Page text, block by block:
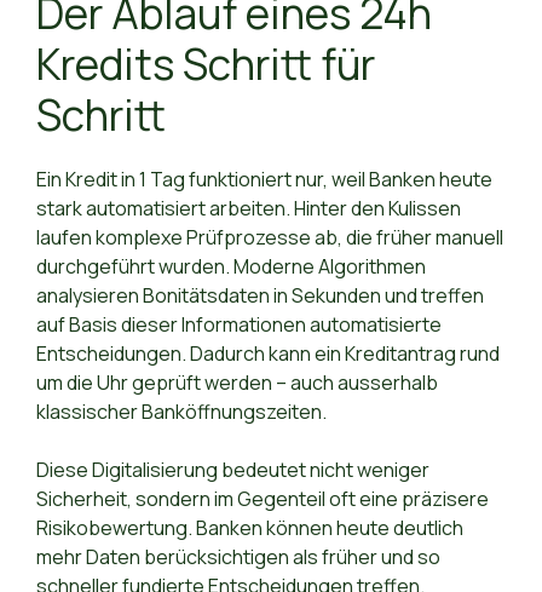
Der Ablauf eines 24h
Kredits Schritt für
Schritt
Ein Kredit in 1 Tag funktioniert nur, weil Banken heute
stark automatisiert arbeiten. Hinter den Kulissen
laufen komplexe Prüfprozesse ab, die früher manuell
durchgeführt wurden. Moderne Algorithmen
analysieren Bonitätsdaten in Sekunden und treffen
auf Basis dieser Informationen automatisierte
Entscheidungen. Dadurch kann ein Kreditantrag rund
um die Uhr geprüft werden – auch ausserhalb
klassischer Banköffnungszeiten.
Diese Digitalisierung bedeutet nicht weniger
Sicherheit, sondern im Gegenteil oft eine präzisere
Risikobewertung. Banken können heute deutlich
mehr Daten berücksichtigen als früher und so
schneller fundierte Entscheidungen treffen.